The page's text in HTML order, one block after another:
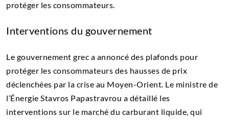
protéger les consommateurs.
Interventions du gouvernement
Le gouvernement grec a annoncé des plafonds pour
protéger les consommateurs des hausses de prix
déclenchées par la crise au Moyen-Orient. Le ministre de
l’Énergie Stavros Papastravrou a détaillé les
interventions sur le marché du carburant liquide, qui